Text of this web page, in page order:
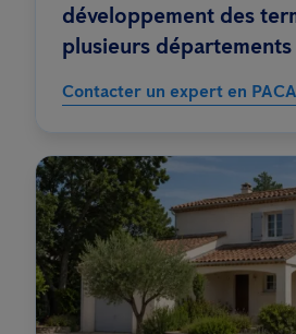
développement des
plusieurs
Contacter un expert en PACA